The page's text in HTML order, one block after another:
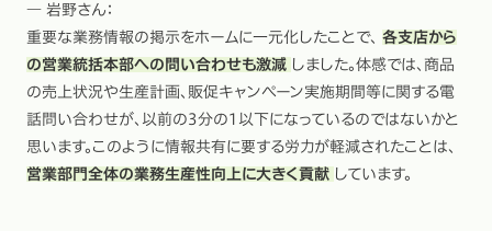
― 岩野さん：
重要な業務情報の掲示をホームに一元化したことで、 各支店から
の営業統括本部への問い合わせも激減 しました。体感では、商品
の売上状況や生産計画、販促キャンペーン実施期間等に関する電
話問い合わせが、以前の3分の1以下になっているのではないかと
思います。このように情報共有に要する労力が軽減されたことは、
営業部門全体の業務生産性向上に大きく貢献 しています。